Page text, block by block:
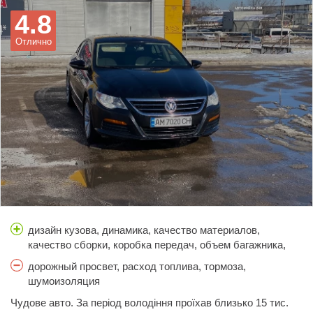
Отлично
4.8
дизайн кузова, динамика, качество материалов,
качество сборки, коробка передач, объем багажника,
управляемость, цена
дорожный просвет, расход топлива, тормоза,
шумоизоляция
Чудове авто. За період володіння проїхав близько 15 тис.